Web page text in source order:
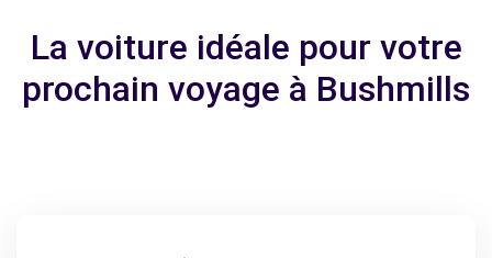
La voiture idéale pour votre
prochain voyage à Bushmills